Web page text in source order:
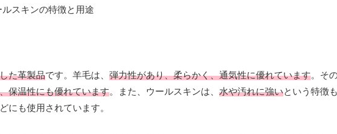
た革製品です。羊毛は、 弾力性があり、柔らかく、通気性に優れています。そ
保温性にも優れています。また、ウールスキンは、 水や汚れに強いという特徴
にも使用されています。